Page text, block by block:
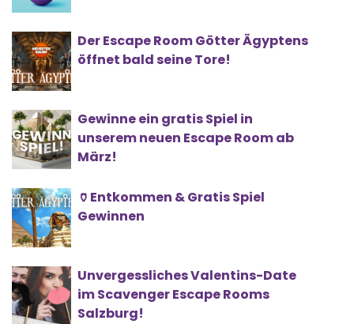
Der Escape Room Götter Ägyptens
öffnet bald seine Tore!
Gewinne ein gratis Spiel in
unserem neuen Escape Room ab
März!
🏺Entkommen & Gratis Spiel
Gewinnen
Unvergessliches Valentins-Date
im Scavenger Escape Rooms
Salzburg!